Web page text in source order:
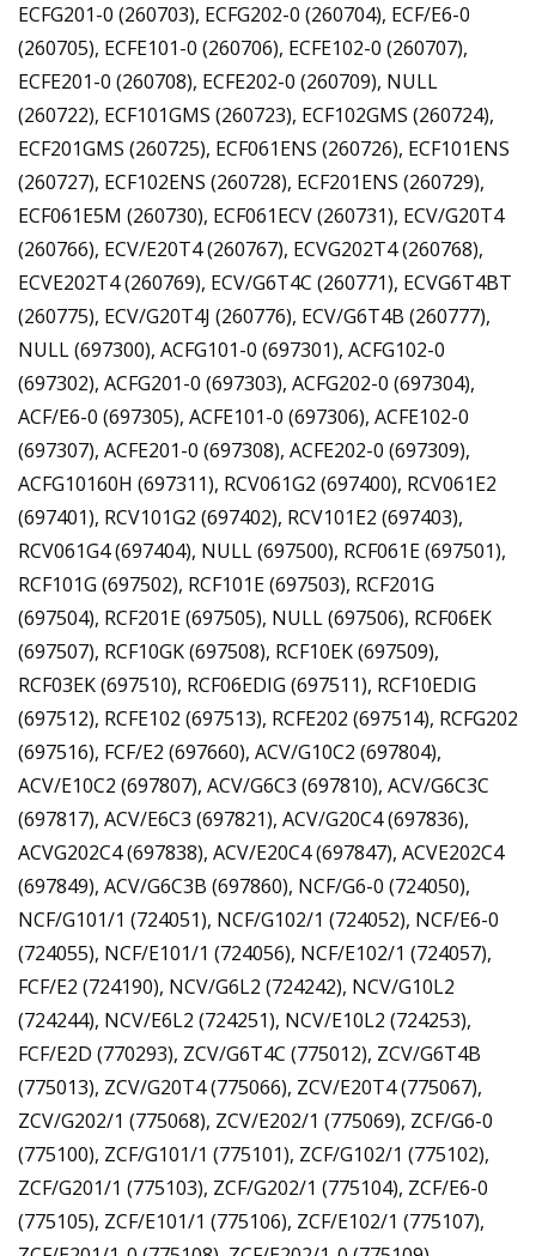
ECFG201-0 (260703), ECFG202-0 (260704), ECF/E6-0
(260705), ECFE101-0 (260706), ECFE102-0 (260707),
ECFE201-0 (260708), ECFE202-0 (260709), NULL
(260722), ECF101GMS (260723), ECF102GMS (260724),
ECF201GMS (260725), ECF061ENS (260726), ECF101ENS
(260727), ECF102ENS (260728), ECF201ENS (260729),
ECF061E5M (260730), ECF061ECV (260731), ECV/G20T4
(260766), ECV/E20T4 (260767), ECVG202T4 (260768),
ECVE202T4 (260769), ECV/G6T4C (260771), ECVG6T4BT
(260775), ECV/G20T4J (260776), ECV/G6T4B (260777),
NULL (697300), ACFG101-0 (697301), ACFG102-0
(697302), ACFG201-0 (697303), ACFG202-0 (697304),
ACF/E6-0 (697305), ACFE101-0 (697306), ACFE102-0
(697307), ACFE201-0 (697308), ACFE202-0 (697309),
ACFG10160H (697311), RCV061G2 (697400), RCV061E2
(697401), RCV101G2 (697402), RCV101E2 (697403),
RCV061G4 (697404), NULL (697500), RCF061E (697501),
RCF101G (697502), RCF101E (697503), RCF201G
(697504), RCF201E (697505), NULL (697506), RCF06EK
(697507), RCF10GK (697508), RCF10EK (697509),
RCF03EK (697510), RCF06EDIG (697511), RCF10EDIG
(697512), RCFE102 (697513), RCFE202 (697514), RCFG202
(697516), FCF/E2 (697660), ACV/G10C2 (697804),
ACV/E10C2 (697807), ACV/G6C3 (697810), ACV/G6C3C
(697817), ACV/E6C3 (697821), ACV/G20C4 (697836),
ACVG202C4 (697838), ACV/E20C4 (697847), ACVE202C4
(697849), ACV/G6C3B (697860), NCF/G6-0 (724050),
NCF/G101/1 (724051), NCF/G102/1 (724052), NCF/E6-0
(724055), NCF/E101/1 (724056), NCF/E102/1 (724057),
FCF/E2 (724190), NCV/G6L2 (724242), NCV/G10L2
(724244), NCV/E6L2 (724251), NCV/E10L2 (724253),
FCF/E2D (770293), ZCV/G6T4C (775012), ZCV/G6T4B
(775013), ZCV/G20T4 (775066), ZCV/E20T4 (775067),
ZCV/G202/1 (775068), ZCV/E202/1 (775069), ZCF/G6-0
(775100), ZCF/G101/1 (775101), ZCF/G102/1 (775102),
ZCF/G201/1 (775103), ZCF/G202/1 (775104), ZCF/E6-0
(775105), ZCF/E101/1 (775106), ZCF/E102/1 (775107),